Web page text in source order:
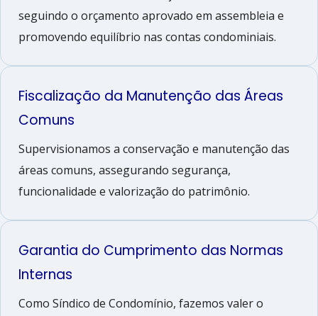
seguindo o orçamento aprovado em assembleia e
promovendo equilíbrio nas contas condominiais.
Fiscalização da Manutenção das Áreas
Comuns
Supervisionamos a conservação e manutenção das
áreas comuns, assegurando segurança,
funcionalidade e valorização do patrimônio.
Garantia do Cumprimento das Normas
Internas
Como Síndico de Condomínio, fazemos valer o